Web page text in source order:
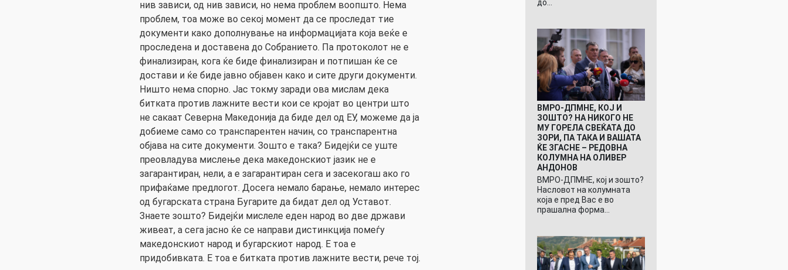
нив зависи, од нив зависи, но нема проблем воопшто. Нема
проблем, тоа може во секој момент да се проследат тие
документи како дополнување на информацијата која веќе е
проследена и доставена до Собранието. Па протоколот не е
финализиран, кога ќе биде финализиран и потпишан ќе се
достави и ќе биде јавно објавен како и сите други документи.
Ништо нема спорно. Јас токму заради ова мислам дека
битката против лажните вести кои се кројат во центри што
не сакаат Северна Македонија да биде дел од ЕУ, можеме да ја
добиеме само со транспарентен начин, со транспарентна
објава на сите документи. Зошто е така? Бидејќи се уште
преовладува мислење дека македонскиот јазик не е
загарантиран, нели, а е загарантиран сега и засекогаш ако го
прифаќаме предлогот. Досега немало барање, немало интерес
од бугарската страна Бугарите да бидат дел од Уставот.
Знаете зошто? Бидејќи мислеле еден народ во две држави
живеат, а сега јасно ќе се направи дистинкција помеѓу
македонскиот народ и бугарскиот народ. Е тоа е
придобивката. Е тоа е битката против лажните вести, рече тој.
до…
ВМРО-ДПМНЕ, КОЈ И
ЗОШТО? НА НИКОГО НЕ
МУ ГОРЕЛА СВЕЌАТА ДО
ЗОРИ, ПА ТАКА И ВАШАТА
ЌЕ ЗГАСНЕ – РЕДОВНА
КОЛУМНА НА ОЛИВЕР
АНДОНОВ
ВМРО-ДПМНЕ, кој и зошто?
Насловот на колумната
која е пред Вас е во
прашална форма…